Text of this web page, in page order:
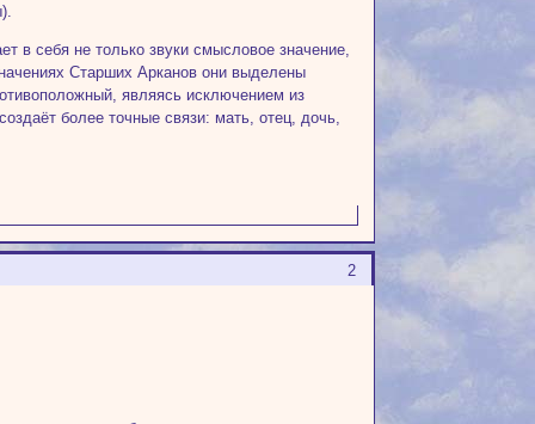
в себя не только звуки смысловое значение,
Старших Арканов они выделены
являясь исключением из
бо­лее точные связи: мать, отец, дочь,
2